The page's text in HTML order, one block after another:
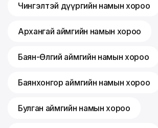
Чингэлтэй дүүргийн намын хороо
Архангай аймгийн намын хороо
Баян-Өлгий аймгийн намын хороо
Баянхонгор аймгийн намын хороо
Булган аймгийн намын хороо